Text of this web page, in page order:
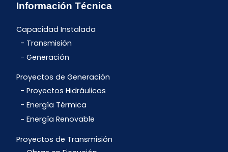
Información Técnica
Capacidad Instalada
Transmisión
Generación
Proyectos de Generación
Proyectos Hidráulicos
Energía Térmica
Energía Renovable
Proyectos de Transmisión